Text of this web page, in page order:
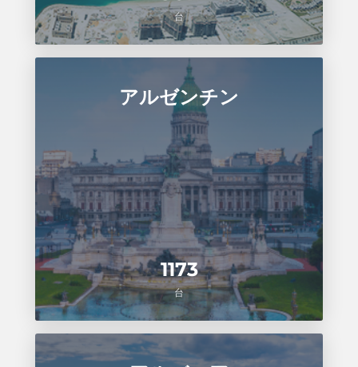
台
1173
台
アルゼンチン